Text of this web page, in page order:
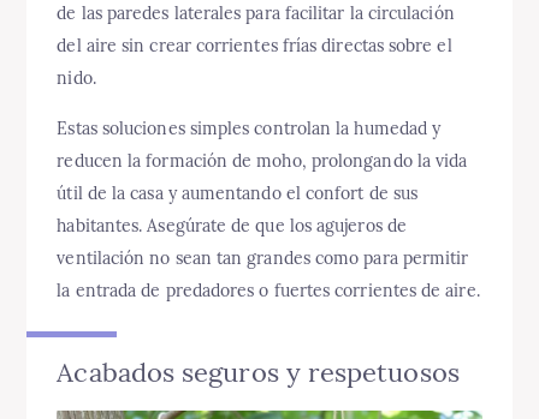
de las paredes laterales para facilitar la circulación
del aire sin crear corrientes frías directas sobre el
nido.
Estas soluciones simples controlan la humedad y
reducen la formación de moho, prolongando la vida
útil de la casa y aumentando el confort de sus
habitantes. Asegúrate de que los agujeros de
ventilación no sean tan grandes como para permitir
la entrada de predadores o fuertes corrientes de aire.
Acabados seguros y respetuosos